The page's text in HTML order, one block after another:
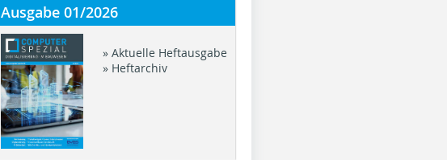
Ausgabe 01/2026
» Aktuelle Heftausgabe
» Heftarchiv